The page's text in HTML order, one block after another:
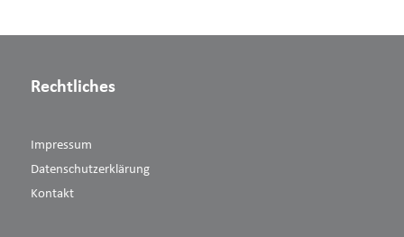
Rechtliches
Impressum
Datenschutzerklärung
Kontakt